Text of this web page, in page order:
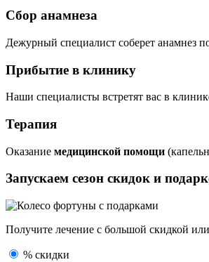
Сбор анамнеза
Дежурный специалист соберет анамнез
Прибытие в клинику
Наши специалисты встретят вас в
Терапия
Оказание медицинской помощи
Запускаем сезон скидок и
Получите лечение с большой скидкой
% скидки